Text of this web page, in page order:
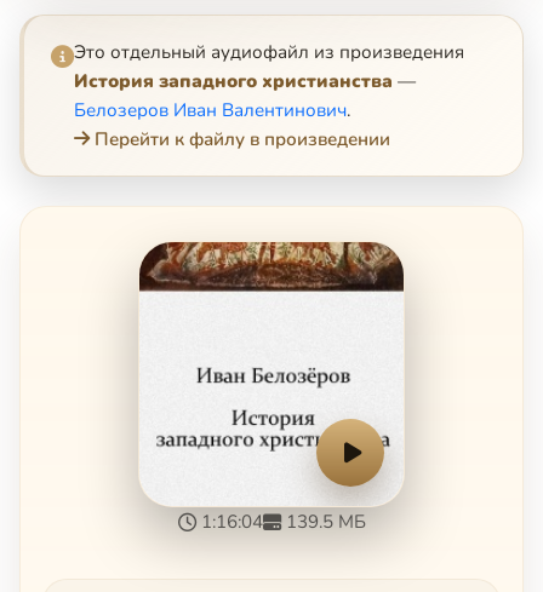
Это отдельный аудиофайл из произведения
История западного христианства —
Белозеров Иван Валентинович.
Перейти к файлу в произведении
1:16:04 139.5 МБ